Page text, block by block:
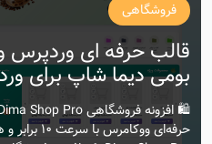
فروشگاهی
قالب حرفه ای وردپرس
بومی دیما شاپ برای
حرفه‌ای